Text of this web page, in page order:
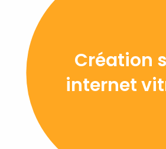
Création
internet